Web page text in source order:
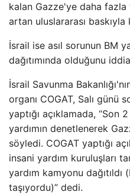
kalan Gazze'ye daha fazla
artan uluslararası baskıyla
İsrail ise asıl sorunun BM
dağıtımında olduğunu
İsrail Savunma
organı COGAT, Salı günü
yaptığı açıklamada, “Son
yardımın denetlenerek
söyledi. COGAT yaptığı
insani yardım kuruluşları
yardım kamyonu dağıtıldı
taşıyordu)” dedi.